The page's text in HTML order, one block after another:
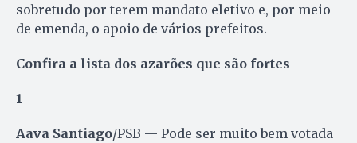
sobretudo por terem mandato eletivo e, por meio
de emenda, o apoio de vários prefeitos.
Confira a lista dos azarões que são fortes
1
Aava Santiago/PSB — Pode ser muito bem votada